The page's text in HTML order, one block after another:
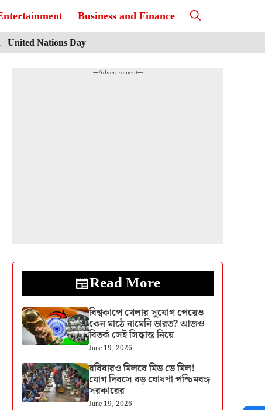
Business and Finance
United Nations Day
---Advertisement---
Read More
বিশ্বকাপে খেলার সুযোগ পেয়েও
কেন মাঠে নামেনি ভারত? আজও
বিতর্ক সেই সিদ্ধান্ত নিয়ে
June 19, 2026
রবিবারও মিলবে মিড ডে মিল!
যোগ দিবসে বড় ঘোষণা পশ্চিমবঙ্গ
সরকারের
June 19, 2026